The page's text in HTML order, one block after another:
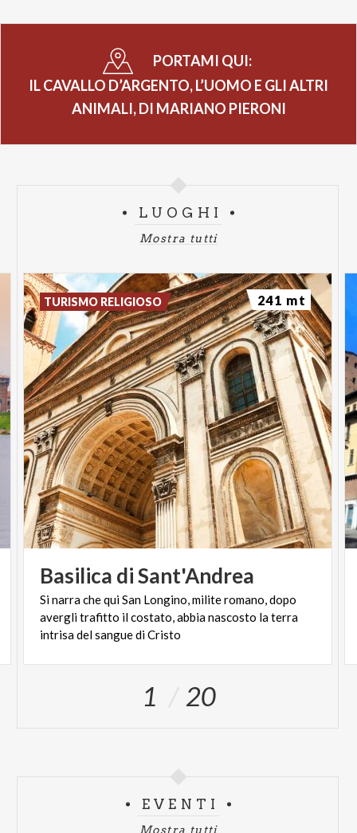
all’estero. Tra i “plasticoni” a dimensioni reali
esposti ci sono: il Cavallo argento, la Testuggine
delle Galàpagos, lo Scimpanzè, il Ghepardo, la Volpe
rossa, il Muflone, la Cicogna, l’Avvoltoio, il Cane
argento, la testa di Destriero, la testa di Puledron
: dal Lunedì al Sabato 10.00-12.30 / 15.30-
Luglio: dal Lunedì al Sabato 10.00-12.30 / 16.00-
19.30.
Per informazioni: Tel. 0376.324260 –
info@ariannasartori.eu
PORTAMI QUI:
IL CAVALLO D’ARGENTO, L’UOMO E GLI ALTRI
ANIMALI, DI MARIANO PIERONI
LUOGHI
Mostra tutti
Basilica diSant'Andrea
Si narra che qui San Longino, milite romano, dopo
avergli trafitto il costato, abbia nascosto la terra
intrisa del sangue di Cristo
TURISMO RELIGIOSO 241 mt
1 20
EVENTI
Mostra tutti